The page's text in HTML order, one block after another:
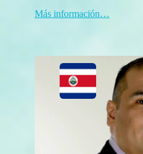
Más información…